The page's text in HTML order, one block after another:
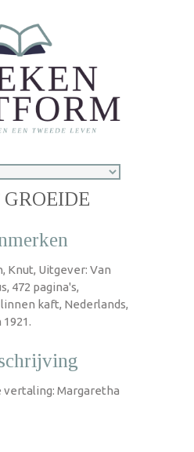
Knut, Uitgever: Van
472 pagina's,
kaft, Nederlands,
vertaling: Margaretha